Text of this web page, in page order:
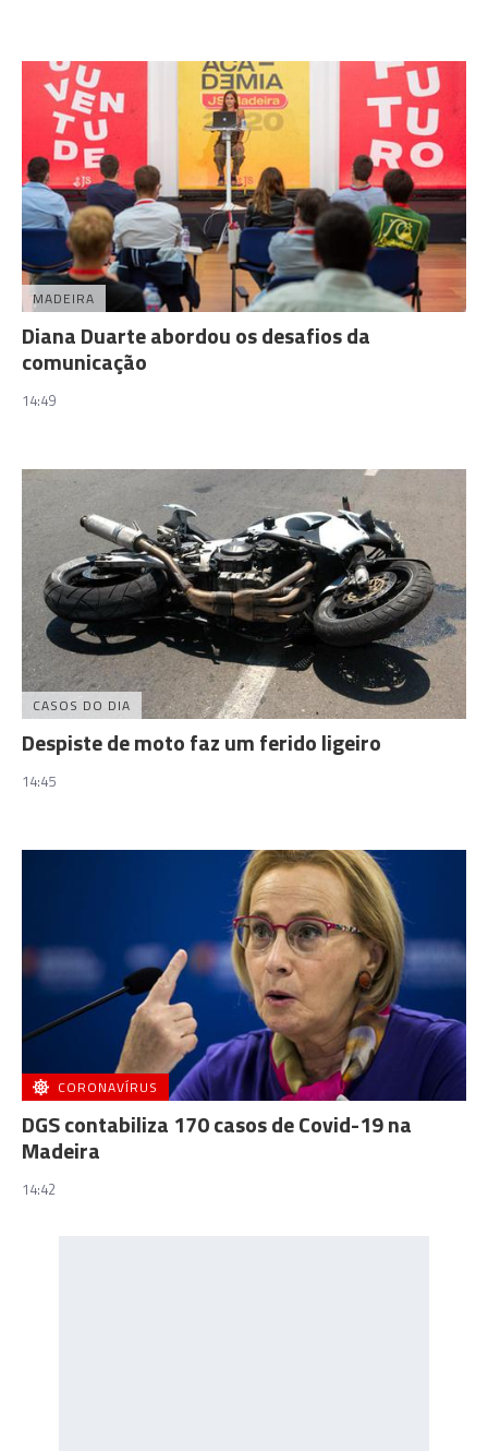
MADEIRA
Diana Duarte abordou os desafios da
comunicação
14:49
CASOS DO DIA
Despiste de moto faz um ferido ligeiro
14:45
CORONAVÍRUS
DGS contabiliza 170 casos de Covid-19 na
Madeira
14:42